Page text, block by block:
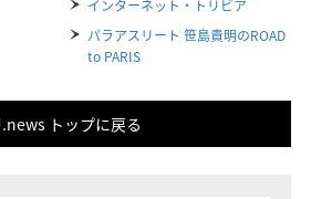
インターネット・トリビア
パラアスリート 笹島貴明のROAD
to PARIS
トップに戻る